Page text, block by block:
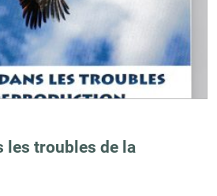
les troubles de la